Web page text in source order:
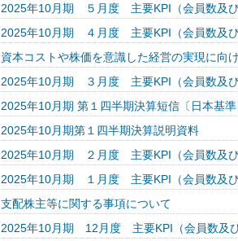
2025年10月期 ５月度 主要KPI（会員数及
2025年10月期 ４月度 主要KPI（会員数及
資本コストや株価を意識した経営の実現に向
2025年10月期 ３月度 主要KPI（会員数及
2025年10月期 第１四半期決算短信〔日本基準
2025年10月期第１四半期決算説明資料
2025年10月期 ２月度 主要KPI（会員数及
2025年10月期 １月度 主要KPI（会員数及
支配株主等に関する事項について
2025年10月期 12月度 主要KPI（会員数及